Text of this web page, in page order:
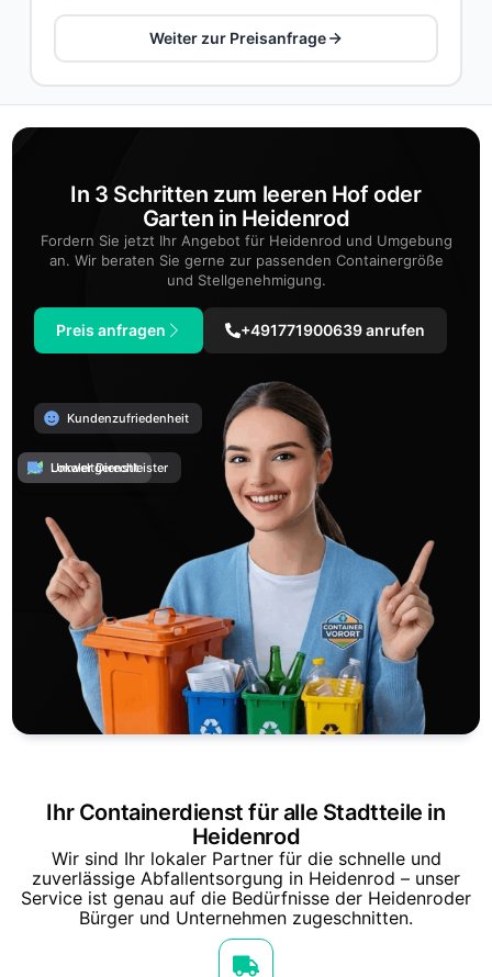
Weiter zur Preisanfrage
In 3 Schritten zum leeren Hof oder
Garten in Heidenrod
Fordern Sie jetzt Ihr Angebot für Heidenrod und Umgebung
an. Wir beraten Sie gerne zur passenden Containergröße
und Stellgenehmigung.
Preis anfragen +491771900639 anrufen
Kundenzufriedenheit
Umweltgerecht
Lokaler Dienstleister
Ihr Containerdienst für alle Stadtteile in
Heidenrod
Wir sind Ihr lokaler Partner für die schnelle und
zuverlässige Abfallentsorgung in Heidenrod – unser
Service ist genau auf die Bedürfnisse der Heidenroder
Bürger und Unternehmen zugeschnitten.